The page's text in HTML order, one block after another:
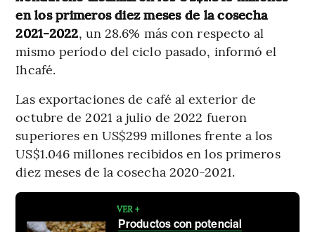
en los primeros diez meses de la cosecha
2021-2022, un 28.6% más con respecto al
mismo período del ciclo pasado, informó el
Ihcafé.
Las exportaciones de café al exterior de
octubre de 2021 a julio de 2022 fueron
superiores en US$299 millones frente a los
US$1.046 millones recibidos en los primeros
diez meses de la cosecha 2020-2021.
VER +
Productos con potencial